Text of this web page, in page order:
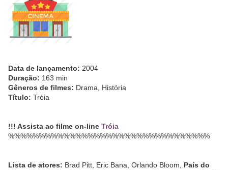
Data de lançamento: 2004
Duração: 163 min
Gêneros de filmes: Drama, História
Título: Tróia
!!! Assista ao filme on-line Tróia
%%%%%%%%%%%%%%%%%%%%%%%%%%%%%%%%%
Lista de atores: Brad Pitt, Eric Bana, Orlando Bloom, País do